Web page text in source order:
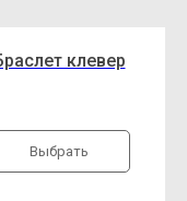
клевер
Выбрать